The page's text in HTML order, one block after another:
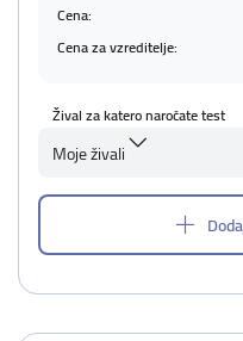
Cena:
Cena za vzreditelje:
Žival za katero naročate test
Moje živali